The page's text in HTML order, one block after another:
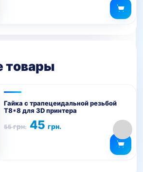
товары
Гайка с трапецеидальной резьбой
Т8*8 для 3D принтера
55грн.
Первоначальная
цена
45грн.
Текущая
цена: